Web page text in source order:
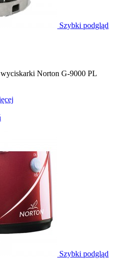
Szybki podgląd
Norton G-9000 PL
Szybki podgląd